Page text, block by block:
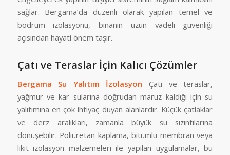
sağlar. Bergama’da düzenli olarak yapılan temel ve
bodrum izolasyonu, binanın uzun vadeli güvenliği
açısından hayati önem taşır.
Çatı ve Teraslar İçin Kalıcı Çözümler
Bergama Su Yalıtım İzolasyon Çatı ve teraslar,
yağmur ve kar sularına doğrudan maruz kaldığı için su
yalıtımına en çok ihtiyaç duyan alanlardır. Küçük çatlaklar
ve derz aralıkları, zamanla büyük su sızıntılarına
dönüşebilir. Poliüretan kaplama, bitümlü membran veya
likit izolasyon malzemeleri ile yapılan uygulamalar, bu